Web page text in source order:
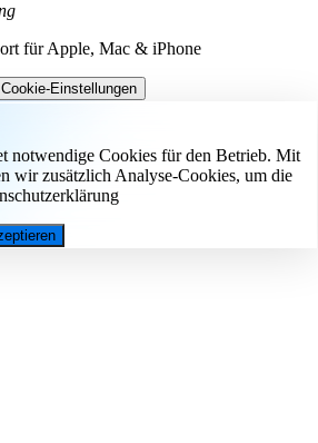
für Apple, Mac & iPhone
Cookie-Einstellungen
notwendige Cookies für den Betrieb. Mit
wir zusätzlich Analyse-Cookies, um die